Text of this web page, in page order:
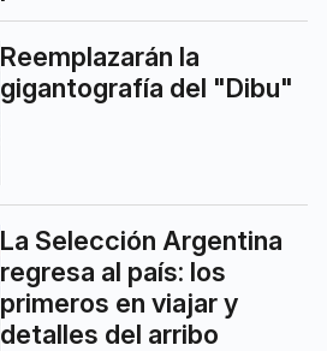
Reemplazarán la
gigantografía del "Dibu"
La Selección Argentina
regresa al país: los
primeros en viajar y
detalles del arribo